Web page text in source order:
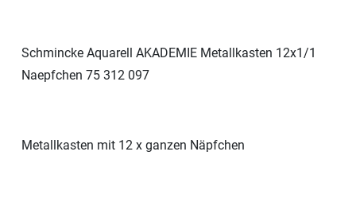
Schmincke Aquarell AKADEMIE Metallkasten 12x1/1
Naepfchen 75 312 097
Metallkasten mit 12 x ganzen Näpfchen